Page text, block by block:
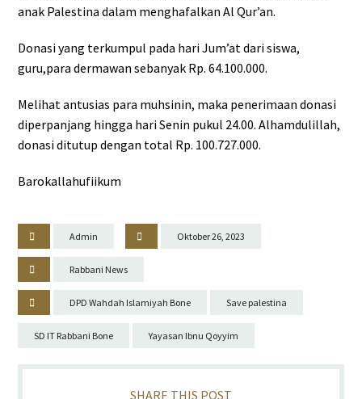
anak Palestina dalam menghafalkan Al Qur’an.
Donasi yang terkumpul pada hari Jum’at dari siswa,
guru,para dermawan sebanyak Rp. 64.100.000.
Melihat antusias para muhsinin, maka penerimaan donasi
diperpanjang hingga hari Senin pukul 24.00. Alhamdulillah,
donasi ditutup dengan total Rp. 100.727.000.
Barokallahufiikum
Admin Oktober 26, 2023
Rabbani News
DPD Wahdah Islamiyah Bone Save palestina
SD IT Rabbani Bone Yayasan Ibnu Qoyyim